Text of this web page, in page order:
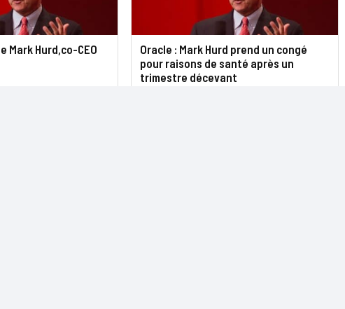
Mark Hurd,co-CEO
Oracle : Mark Hurd prend un congé
pour raisons de santé après un
trimestre décevant